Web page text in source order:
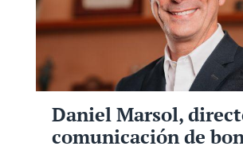
Daniel Marsol,
comunicación de